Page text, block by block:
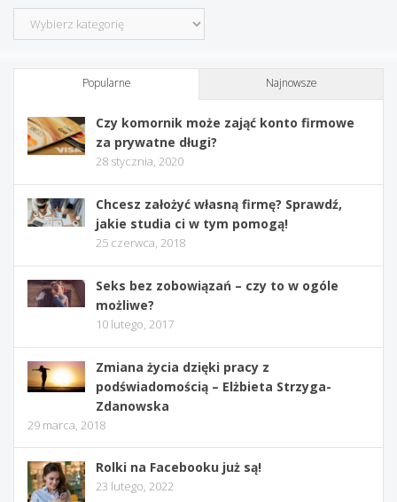
Kategorie
Popularne Najnowsze
Czy komornik może zająć konto firmowe
za prywatne długi?
28 stycznia, 2020
Chcesz założyć własną firmę? Sprawdź,
jakie studia ci w tym pomogą!
25 czerwca, 2018
Seks bez zobowiązań – czy to w ogóle
możliwe?
10 lutego, 2017
Zmiana życia dzięki pracy z
podświadomością – Elżbieta Strzyga-
Zdanowska
29 marca, 2018
Rolki na Facebooku już są!
23 lutego, 2022